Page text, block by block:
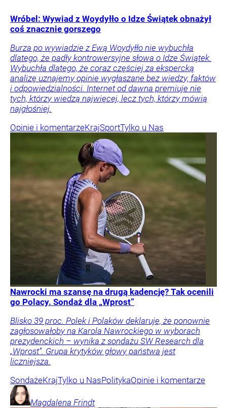
Wróbel: Wywiad z Woydyłło o Idze Świątek obnażył
coś znacznie gorszego
Burza po wywiadzie z Ewą Woydyłło nie wybuchła
dlatego, że padły kontrowersyjne słowa o Idze Świątek.
Wybuchła dlatego, że coraz częściej za ekspercką
analizę uznajemy opinie wygłaszane bez wiedzy, faktów
i odpowiedzialności. Internet od dawna premiuje nie
tych, którzy wiedzą najwięcej, lecz tych, którzy mówią
najgłośniej.
Opinie i komentarzeKrajSportTylko u Nas
Nawrocki ma szansę na drugą kadencję? Tak ocenili
go Polacy. Sondaż dla „Wprost”
Blisko 39 proc. Polek i Polaków deklaruje, że ponownie
zagłosowałoby na Karola Nawrockiego w wyborach
prezydenckich – wynika z sondażu SW Research dla
„Wprost”. Grupa krytyków głowy państwa jest
liczniejsza.
SondażeKrajTylko u NasPolitykaOpinie i komentarze
Magdalena Frindt